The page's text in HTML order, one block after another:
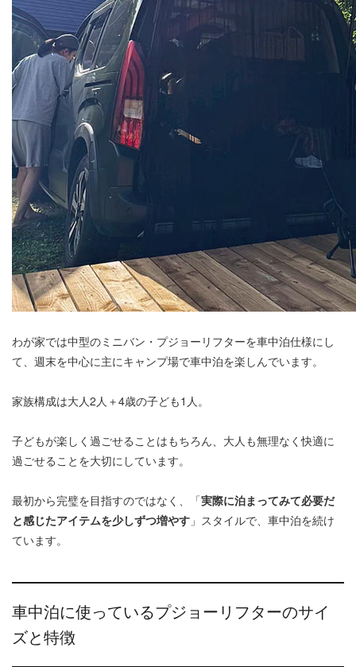
わが家では中型のミニバン・プジョーリフターを車中泊仕様にし
て、週末を中心に主にキャンプ場で車中泊を楽しんでいます。
家族構成は大人2人＋4歳の子ども1人。
子どもが楽しく過ごせることはもちろん、大人も無理なく快適に
過ごせることを大切にしています。
最初から完璧を目指すのではなく、「実際に泊まってみて必要だ
と感じたアイテムを少しずつ増やす 」スタイルで、車中泊を続け
ています。
車中泊に使っているプジョーリフターのサイ
ズと特徴